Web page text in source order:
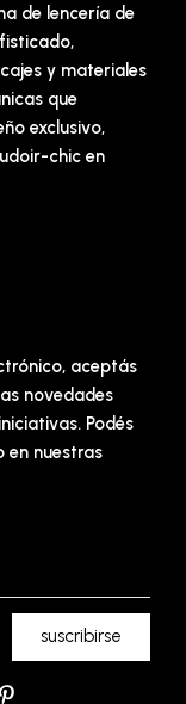
de lencería de
y materiales
que
exclusivo,
chic en
aceptás
novedades
Podés
en nuestras
suscribirse
P